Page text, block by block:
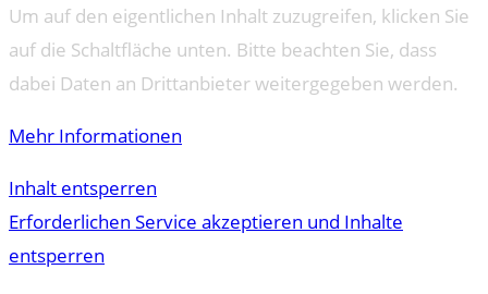
Um auf den eigentlichen Inhalt zuzugreifen, klicken Sie
auf die Schaltfläche unten. Bitte beachten Sie, dass
dabei Daten an Drittanbieter weitergegeben werden.
Mehr Informationen
Inhalt entsperren
Erforderlichen Service akzeptieren und Inhalte
entsperren